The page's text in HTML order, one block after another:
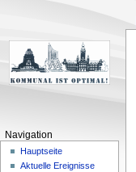
Navigation
Hauptseite
Aktuelle Ereignisse